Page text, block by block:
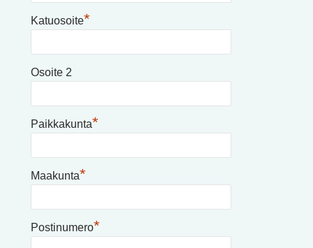
Katuosoite*
Osoite 2
Paikkakunta*
Maakunta*
Postinumero*